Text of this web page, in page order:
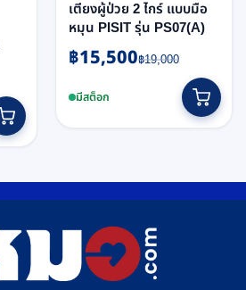
เตียงผู้ป่วย 2 ไกร์ แบบมือ
หมุน PISIT รุ่น PS07(A)
฿19,000
Original
was:
฿15,500
Current
is:มีสต็อก